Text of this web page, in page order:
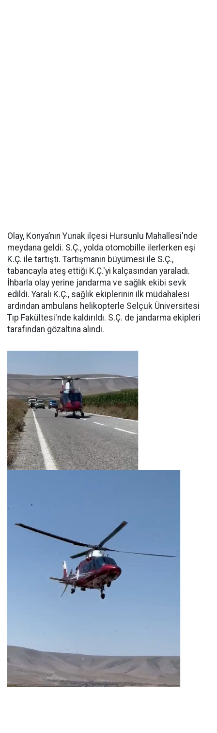
Olay, Konya’nın Yunak ilçesi Hursunlu Mahallesi'nde
meydana geldi. S.Ç., yolda otomobille ilerlerken eşi
K.Ç. ile tartıştı. Tartışmanın büyümesi ile S.Ç.,
tabancayla ateş ettiği K.Ç.'yi kalçasından yaraladı.
İhbarla olay yerine jandarma ve sağlık ekibi sevk
edildi. Yaralı K.Ç., sağlık ekiplerinin ilk müdahalesi
ardından ambulans helikopterle Selçuk Üniversitesi
Tıp Fakültesi'nde kaldırıldı. S.Ç. de jandarma ekipleri
tarafından gözaltına alındı.